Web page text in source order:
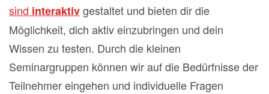
sind interaktivgestaltet und bieten dir die
Möglichkeit, dich aktiv einzubringen und dein
Wissen zu testen. Durch die kleinen
Seminargruppen können wir auf die Bedürfnisse der
Teilnehmer eingehen und individuelle Fragen